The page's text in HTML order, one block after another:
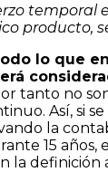
temporal
producto,
odo lo que
tanto no
Así, si
la
15 años,
la definición